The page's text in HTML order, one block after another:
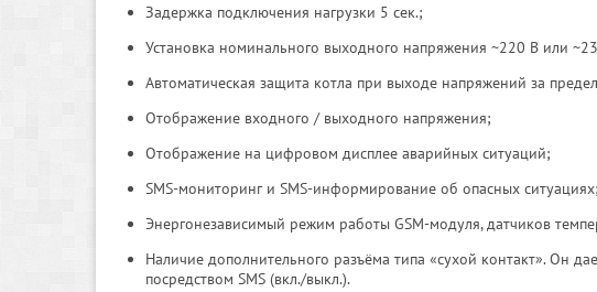
Задержка подключения нагрузки 5 сек.;
Установка номинального выходного напряжения ~220 В или
Автоматическая защита котла при выходе напряжений за
Отображение входного / выходного напряжения;
Отображение на цифровом дисплее аварийных ситуаций;
SMS-мониторинг и SMS-информирование об опасных ситуациях;
Энергонезависимый режим работы GSM-модуля, датчиков
Наличие дополнительного разъёма типа «сухой контакт». Он
посредством SMS (вкл./выкл.).